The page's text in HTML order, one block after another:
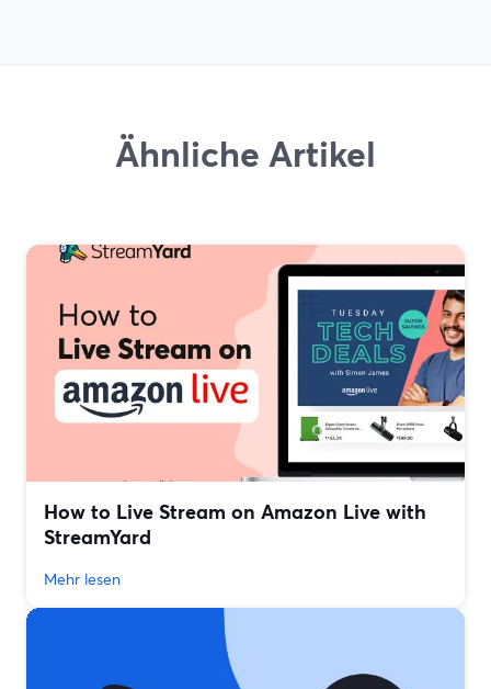
Ähnliche Artikel
How to Live Stream on Amazon Live with
StreamYard
Mehr lesen